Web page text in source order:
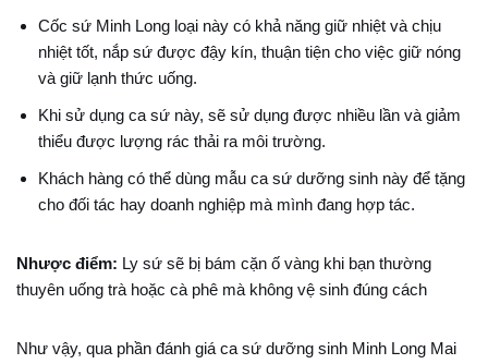
Cốc sứ Minh Long loại này có khả năng giữ nhiệt và chịu
nhiệt tốt, nắp sứ được đậy kín, thuận tiện cho việc giữ nóng
và giữ lạnh thức uống.
Khi sử dụng ca sứ này, sẽ sử dụng được nhiều lần và giảm
thiểu được lượng rác thải ra môi trường.
Khách hàng có thể dùng mẫu ca sứ dưỡng sinh này để tặng
cho đối tác hay doanh nghiệp mà mình đang hợp tác.
Nhược điểm: Ly sứ sẽ bị bám cặn ố vàng khi bạn thường
thuyên uống trà hoặc cà phê mà không vệ sinh đúng cách
Như vậy, qua phần đánh giá ca sứ dưỡng sinh Minh Long Mai